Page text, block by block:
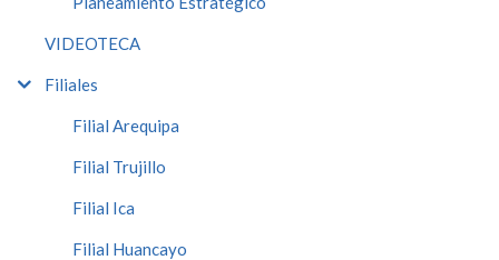
VIDEOTECA
Filiales
Filial Arequipa
Filial Trujillo
Filial Ica
Filial Huancayo